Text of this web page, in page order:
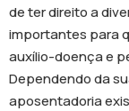
de ter direito a
importantes para
auxílio-doença e
Dependendo da
aposentadoria